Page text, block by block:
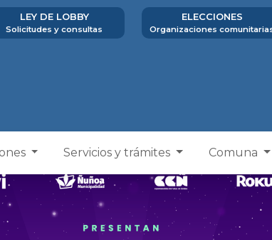
LEY DE LOBBY
Solicitudes y consultas
ELECCIONES
Organizaciones
Servicios y trámites Comuna